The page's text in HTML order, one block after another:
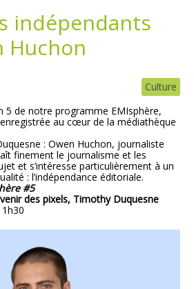
indépendants
Huchon
Culture
5 de notre programme EMIsphère,
au cœur de la médiathèque
: Owen Huchon, journaliste
finement le journalisme et les
et s’intéresse particulièrement à un
: l’indépendance éditoriale.
#5
des pixels, Timothy Duquesne